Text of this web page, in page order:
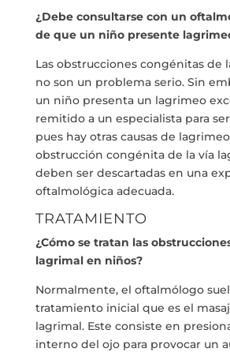
¿Debe consultarse con un
de que un niño presente
Las obstrucciones congénitas de
no son un problema serio. Sin
un niño presenta un lagrimeo
remitido a un especialista para
pues hay otras causas de
obstrucción congénita de la vía
deben ser descartadas en una
oftalmológica adecuada.
TRATAMIENTO
¿Cómo se tratan las
lagrimal en niños?
Normalmente, el oftalmólogo
tratamiento inicial que es el
lagrimal. Este consiste en
interno del ojo para provocar un